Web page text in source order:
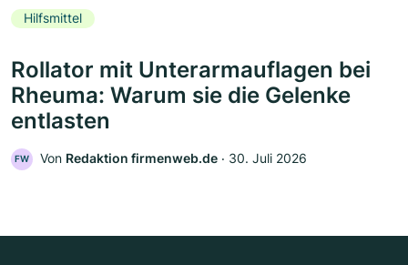
Hilfsmittel
Rollator mit Unterarmauflagen bei
Rheuma: Warum sie die Gelenke
entlasten
FW Von Redaktion firmenweb.de ‧ 30. Juli 2026